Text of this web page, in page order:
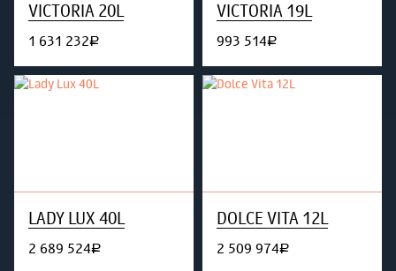
VICTORIA 20L
1 631 232руб.
VICTORIA 19L
993 514руб.
LADY LUX 40L
2 689 524руб.
DOLCE VITA 12L
2 509 974руб.